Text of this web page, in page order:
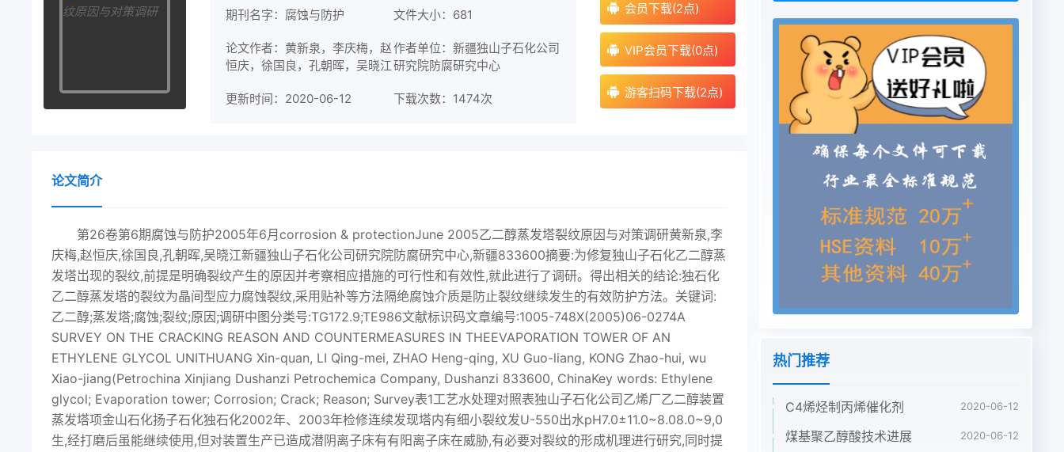
期刊名字：腐蚀与防护 文件大小：681
论文作者：黄新泉，李庆梅，赵
恒庆，徐国良，孔朝晖，吴晓江
作者单位：新疆独山子石化公司
研究院防腐研究中心
更新时间：2020-06-12 下载次数： 1474次
会员下载(2点)
VIP会员下载(0点)
游客扫码下载(2点)
论文简介
第26卷第6期腐蚀与防护2005年6月corrosion & protectionJune 2005乙二醇蒸发塔裂纹原因与对策调研黄新泉,李
庆梅,赵恒庆,徐国良,孔朝晖,吴晓江新疆独山子石化公司研究院防腐研究中心,新疆833600摘要:为修复独山子石化乙二醇蒸
发塔岀现的裂纹,前提是明确裂纹产生的原因并考察相应措施的可行性和有效性,就此进行了调研。得出相关的结论:独石化
乙二醇蒸发塔的裂纹为晶间型应力腐蚀裂纹,采用贴补等方法隔绝腐蚀介质是防止裂纹继续发生的有效防护方法。关键词:
乙二醇;蒸发塔;腐蚀;裂纹;原因;调研中图分类号:TG172.9;TE986文献标识码文章编号:1005-748X(2005)06-0274A
SURVEY ON THE CRACKING REASON AND COUNTERMEASURES IN THEEVAPORATION TOWER OF AN
ETHYLENE GLYCOL UNITHUANG Xin-quan, LI Qing-mei, ZHAO Heng-qing, XU Guo-liang, KONG Zhao-hui, wu
Xiao-jiang(Petrochina Xinjiang Dushanzi Petrochemica Company, Dushanzi 833600, ChinaKey words: Ethylene
glycol; Evaporation tower; Corrosion; Crack; Reason; Survey表1工艺水处理对照表独山子石化公司乙烯厂乙二醇装置
蒸发塔项金山石化扬子石化独石化2002年、2003年检修连续发现塔内有细小裂纹发U-550出水pH7.0±11.0~8.08.0~9,0
生,经打磨后虽能继续使用,但对装置生产已造成潜阴离子床有有阳离子床在威胁,有必要对裂纹的形成机理进行研究,同时提
热门推荐
C4烯烃制丙烯催化剂 2020-06-12
煤基聚乙醇酸技术进展 2020-06-12